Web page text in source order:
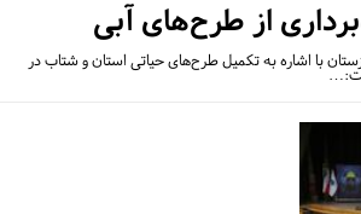
از طرح‌های آبی
با اشاره به تکمیل طرح‌های حیاتی استان و شتاب در